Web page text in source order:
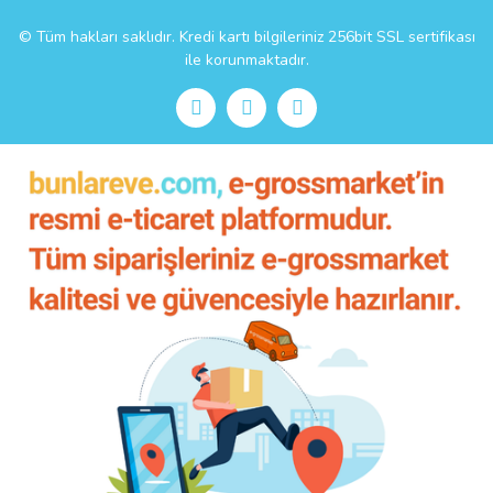
© Tüm hakları saklıdır. Kredi kartı bilgileriniz 256bit SSL sertifikası
ile korunmaktadır.